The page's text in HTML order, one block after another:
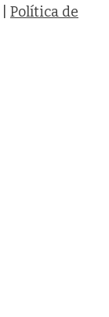
Política de